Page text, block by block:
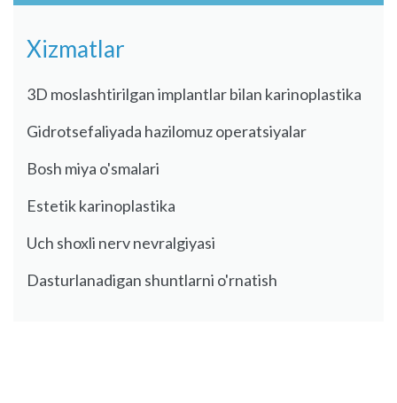
Xizmatlar
3D moslashtirilgan implantlar bilan karinoplastika
Gidrotsefaliyada hazilomuz operatsiyalar
Bosh miya o'smalari
Estetik karinoplastika
Uch shoxli nerv nevralgiyasi
Dasturlanadigan shuntlarni o'rnatish